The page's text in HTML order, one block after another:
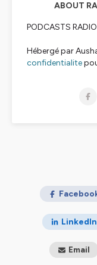
ABOUT
PODCASTS
Hébergé par
confidentialite
LinkedIn
Email